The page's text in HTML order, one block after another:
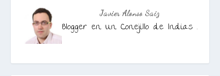
Javier Alonso Saiz
Blogger en Un Conejillo de Indias .